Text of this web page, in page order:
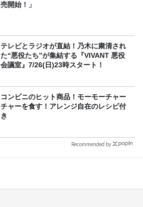
売開始！」
テレビとラジオが直結！乃木に粛清され
た“悪役たち”が集結する『VIVANT 悪役
会議室』7/26(日)23時スタート！
コンビニのヒット商品！モーモーチャー
チャーを食す！アレンジ自在のレシピ付
き
Recommended by